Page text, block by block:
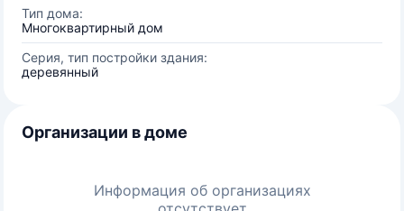
Тип дома:
Многоквартирный дом
Серия, тип постройки здания:
деревянный
Организации в доме
Информация об организациях